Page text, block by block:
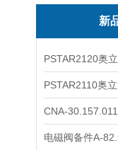
新
PSTAR2120奥
PSTAR2110奥
电磁阀备件A-